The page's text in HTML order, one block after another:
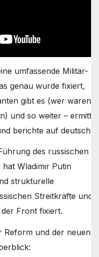
umfassende Militär-
genau wurde fixiert,
gibt es (wer waren
und so weiter – ermittle
berichte auf deutsch.
des russischen
hat Wladimir Putin
strukturelle
Streitkräfte und
Front fixiert.
Reform und der neuen